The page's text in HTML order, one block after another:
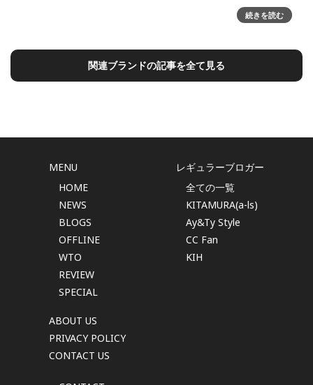
「メットガラ2026」ローレン・ワッサー、ルーク・エヴァン
ス、ジョー・アルウィン、ジャスティン・ジェファーソンが
2026で、ウブロはブランドコンセプトである「アート・オ
ブ・フュージ
続きを読む
関連ブランドの記事を全て見る
MENU
HOME
NEWS
BLOGS
OFFLINE
WTO
REVIEW
SPECIAL
ABOUT US
PRIVACY POLICY
CONTACT US
レギュラーブロガー
全ての一覧
KITAMURA(a-ls)
Ay&Ty Style
CC Fan
KIH